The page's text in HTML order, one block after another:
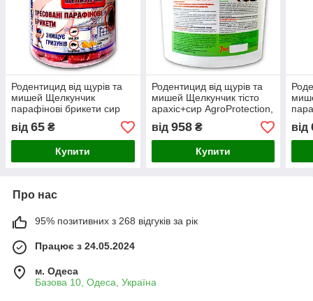
Родентицид від щурів та
мишей Щелкунчик
парафінові брикети сир
AgroProtection, 320 г ПЕТ
від 65 ₴
Купити
Родентицид від щурів та
мишей Щелкунчик тісто
арахіс+сир AgroProtection,
7 кг Відро
від 958₴
Купити
від
Про нас
95% позитивних з 268 відгуків за рік
Працює з 24.05.2024
м. Одеса
Базова 10, Одеса, Україна